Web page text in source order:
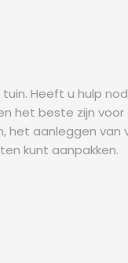
Heeft u hulp
het beste zijn
aanleggen van
kunt aanpakken.